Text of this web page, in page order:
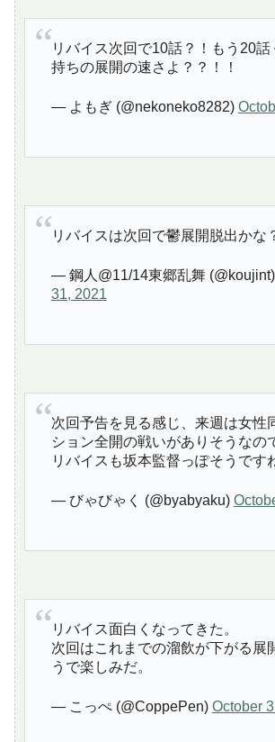
リバイス次回で10話？！もう20話
持ちの展開の速さよ？？！！
— よもぎ (@nekoneko8282)
リバイスは次回で鬱展開脱出かな
— 鋼人@11/14東郷乱舞 (@koujint)
31, 2021
次回予告を見る感じ、来週は女性
ション全開の戦いがありそうなの
リバイスも坂本監督っぽそうです
— びゃびゃく (@byabyaku)
リバイス面白くなってきた。
次回はこれまでの溜飲が下がる展
うで楽しみだ。
— こっぺ (@CoppePen) October